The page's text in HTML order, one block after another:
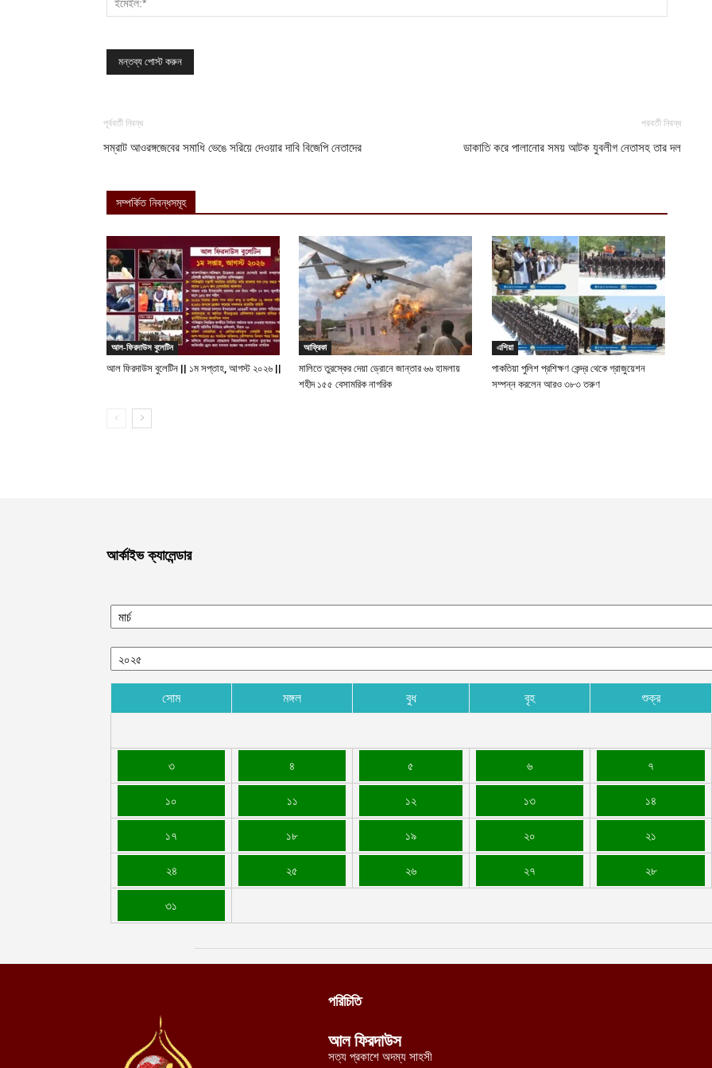
পূর্ববর্তী নিবন্ধ
সম্রাট আওরঙ্গজেবের সমাধি ভেঙে সরিয়ে দেওয়ার দাবি বিজেপি নেতাদের
পরবর্তী নিবন্ধ
ডাকাতি করে পালানোর সময় আটক যুবলীগ নেতাসহ তার দল
সম্পর্কিত নিবন্ধসমূহ
আল-ফিরদাউস বুলেটিন
আল ফিরদাউস বুলেটিন || ১ম সপ্তাহ, আগস্ট ২০২৬ ||
আফ্রিকা
মালিতে তুরস্কের দেয়া ড্রোনে জান্তার ৬৬ হামলায়
শহীদ ১৫৫ বেসামরিক নাগরিক
এশিয়া
পাকতিয়া পুলিশ প্রশিক্ষণ কেন্দ্র থেকে গ্রাজুয়েশন
সম্পন্ন করলেন আরও ৩৮৩ তরুণ
আর্কাইভ ক্যালেন্ডার
সোম মঙ্গল বুধ বৃহ শুক্র
৩ ৪ ৫ ৬ ৭
১০ ১১ ১২ ১৩ ১৪
১৭ ১৮ ১৯ ২০ ২১
২৪ ২৫ ২৬ ২৭ ২৮
৩১
পরিচিতি
আল ফিরদাউস
সত্য প্রকাশে অদম্য সাহসী